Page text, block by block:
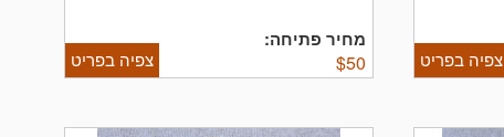
צפיה בפריט
מחיר פתיחה:
$50 צפיה בפריט